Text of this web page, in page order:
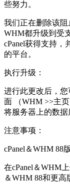
些努力。
我们正在删除该阻
WHM都升级到受
cPanel获得支持
的平台。
执行升级：
进行此更改后，您
面 （WHM >>主页
将服务器上的数据
注意事项：
cPanel＆WHM 88
在cPanel＆WHM
＆WHM 88和更高